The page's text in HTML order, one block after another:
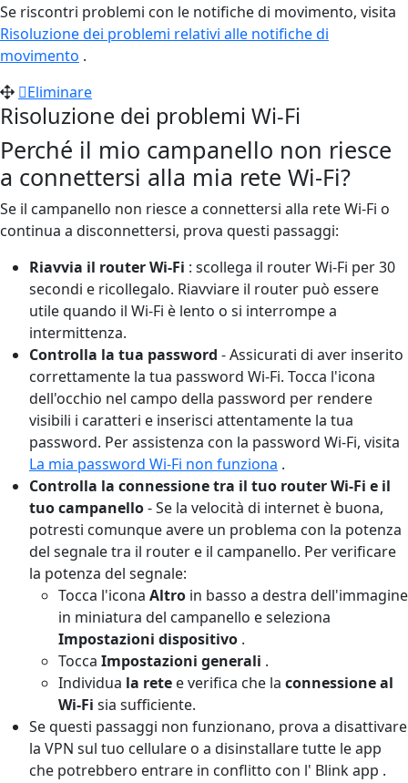
Se riscontri problemi con le notifiche di movimento, visita
Risoluzione dei problemi relativi alle notifiche di
movimento .
Eliminare
Risoluzione dei problemi Wi-Fi
Perché il mio campanello non riesce
a connettersi alla mia rete Wi-Fi?
Se il campanello non riesce a connettersi alla rete Wi-Fi o
continua a disconnettersi, prova questi passaggi:
Riavvia il router Wi-Fi : scollega il router Wi-Fi per 30
secondi e ricollegalo. Riavviare il router può essere
utile quando il Wi-Fi è lento o si interrompe a
intermittenza.
Controlla la tua password - Assicurati di aver inserito
correttamente la tua password Wi-Fi. Tocca l'icona
dell'occhio nel campo della password per rendere
visibili i caratteri e inserisci attentamente la tua
password. Per assistenza con la password Wi-Fi, visita
La mia password Wi-Fi non funziona .
Controlla la connessione tra il tuo router Wi-Fi e il
tuo campanello-Se la velocità di internet è buona,
potresti comunque avere un problema con la potenza
del segnale tra il router e il campanello. Per verificare
la potenza del segnale:
Tocca l'icona Altro in basso a destra dell'immagine
in miniatura del campanello e seleziona
Impostazioni dispositivo .
Tocca Impostazioni generali .
Individua la rete e verifica che la connessione al
Wi-Fi sia sufficiente.
Se questi passaggi non funzionano, prova a disattivare
la VPN sul tuo cellulare o a disinstallare tutte le app
che potrebbero entrare in conflitto con l' Blink app .